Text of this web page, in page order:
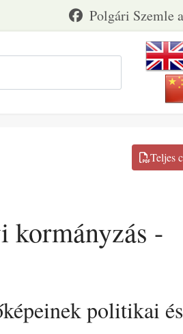
kormányzás -
politikai és